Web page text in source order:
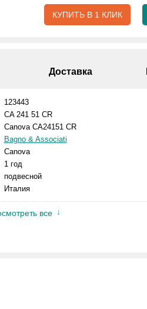
КУПИТЬ В 1 КЛИК
Доставка
123443
CA 241 51 CR
Canova CA24151 CR
Bagno & Associati
Canova
1 год
подвесной
Италия
все